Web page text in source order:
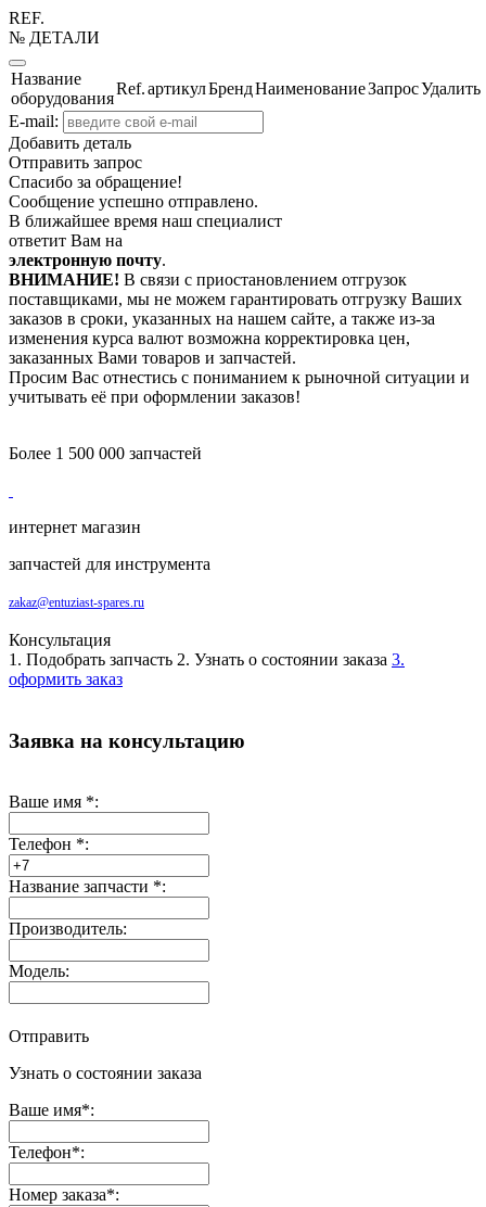
REF.
№ ДЕТАЛИ
Название
оборудования
Ref.артикулБрендНаименованиеЗапросУдалить
E-mail:
Добавить деталь
Отправить запрос
Спасибо за обращение!
Сообщение успешно отправлено.
В ближайшее время наш специалист
ответит Вам на
электронную почту.
ВНИМАНИЕ! В связи с приостановлением отгрузок
поставщиками, мы не можем гарантировать отгрузку Ваших
заказов в сроки, указанных на нашем сайте, а также из-за
изменения курса валют возможна корректировка цен,
заказанных Вами товаров и запчастей.
Просим Вас отнестись с пониманием к рыночной ситуации и
учитывать её при оформлении заказов!
Более 1 500 000 запчастей
интернет магазин
запчастей для инструмента
zakaz@entuziast-spares.ru
Консультация
1. Подобрать запчасть 2. Узнать о состоянии заказа 3.
оформить заказ
Заявка на консультацию
Ваше имя *:
Телефон *:
Название запчасти *:
Производитель:
Модель:
Отправить
Узнать о состоянии заказа
Ваше имя*:
Телефон*:
Номер заказа*: